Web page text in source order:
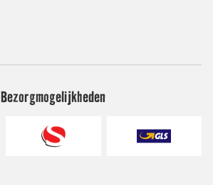
Bezorgmogelijkheden